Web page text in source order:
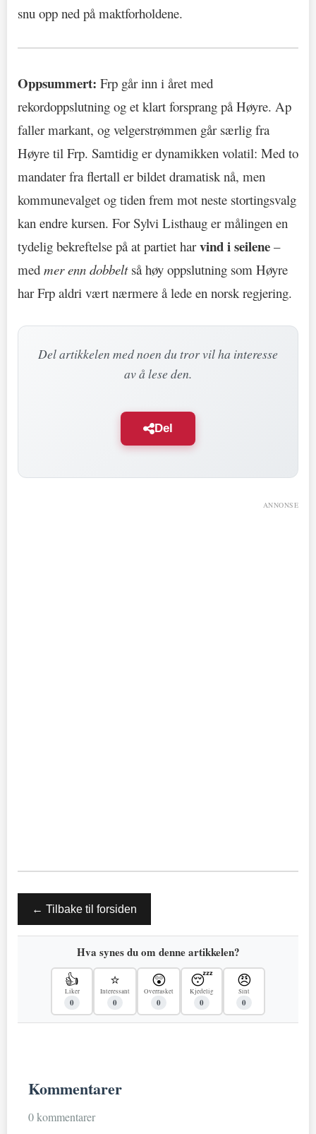
snu opp ned på maktforholdene.
Oppsummert: Frp går inn i året med
rekordoppslutning og et klart forsprang på Høyre. Ap
faller markant, og velgerstrømmen går særlig fra
Høyre til Frp. Samtidig er dynamikken volatil: Med to
mandater fra flertall er bildet dramatisk nå, men
kommunevalget og tiden frem mot neste stortingsvalg
kan endre kursen. For Sylvi Listhaug er målingen en
tydelig bekreftelse på at partiet harvind i seilene –
med mer enn dobbeltså høy oppslutning som Høyre
har Frp aldri vært nærmere å lede en norsk regjering.
Del artikkelen med noen du tror vil ha interesse
av å lese den.
Del
ANNONSE
← Tilbake til forsiden
Hva synes du om denne artikkelen?
👍
Liker
0
⭐
Interessant
0
😲
Overrasket
0
😴
Kjedelig
0
😠
Sint
0
Kommentarer
0 kommentarer